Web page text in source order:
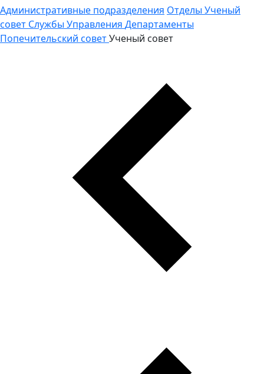
Административные подразделения Отделы Ученый
совет Службы Управления Департаменты
Попечительский советУченый совет